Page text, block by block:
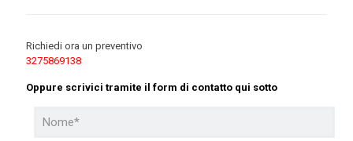
Richiedi ora un preventivo
3275869138
Oppure scrivici tramite il form di contatto qui sotto